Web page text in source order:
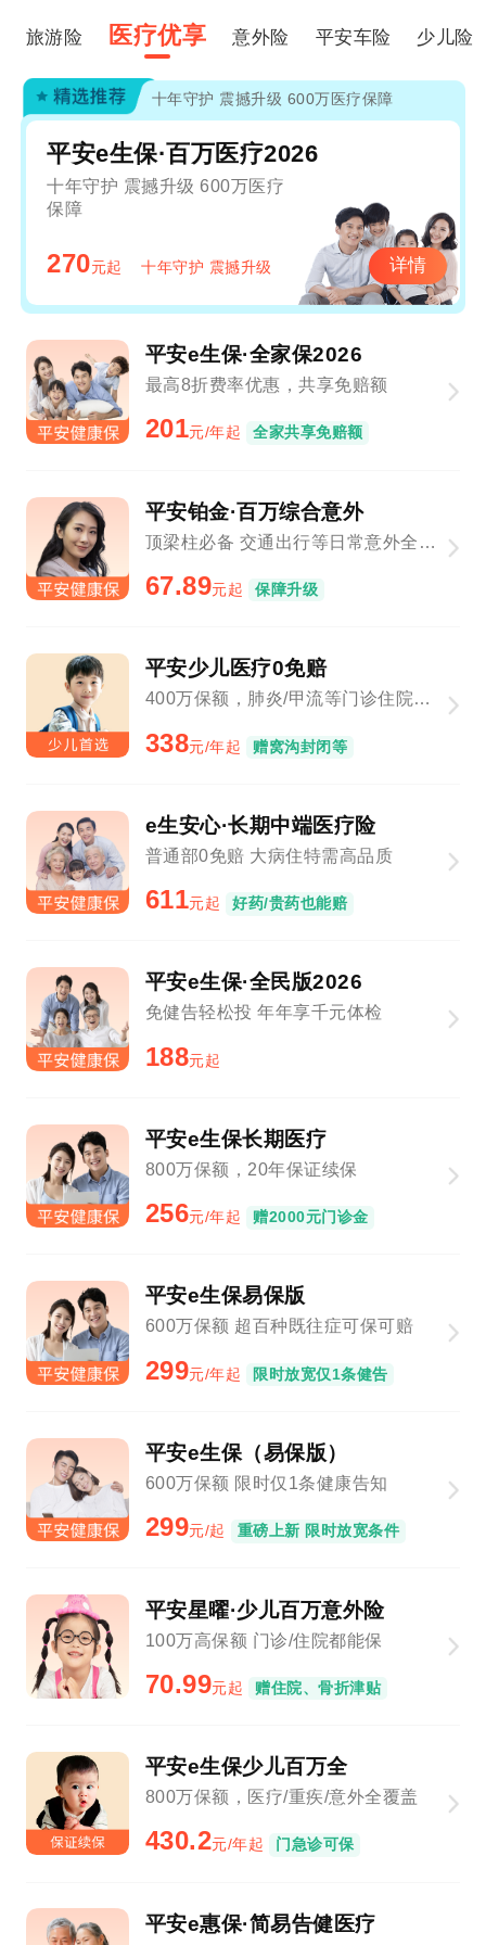
旅游险 医疗优享 意外险 平安车险 少儿险
十年守护 震撼升级 600万医疗保障
平安e生保·百万医疗2026
十年守护 震撼升级 600万医疗
保障
270元起 十年守护 震撼升级 详情
平安e生保·全家保2026
最高8折费率优惠，共享免赔额
201元/年起 全家共享免赔额
平安铂金·百万综合意外
顶梁柱必备 交通出行等日常意外全覆盖
67.89元起 保障升级
平安少儿医疗0免赔
400万保额，肺炎/甲流等门诊住院1元起赔
338元/年起 赠窝沟封闭等
e生安心·长期中端医疗险
普通部0免赔 大病住特需高品质
611元起 好药/贵药也能赔
平安e生保·全民版2026
免健告轻松投 年年享千元体检
188元起
平安e生保长期医疗
800万保额，20年保证续保
256元/年起 赠2000元门诊金
平安e生保易保版
600万保额 超百种既往症可保可赔
299元/年起 限时放宽仅1条健告
平安e生保（易保版）
600万保额 限时仅1条健康告知
299元/起 重磅上新 限时放宽条件
平安星曜·少儿百万意外险
100万高保额 门诊/住院都能保
70.99元起 赠住院、骨折津贴
平安e生保少儿百万全
800万保额，医疗/重疾/意外全覆盖
430.2元/年起 门急诊可保
平安e惠保·简易告健医疗